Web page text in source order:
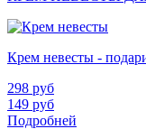
Крем невесты -
298 руб
149 руб
Подробней